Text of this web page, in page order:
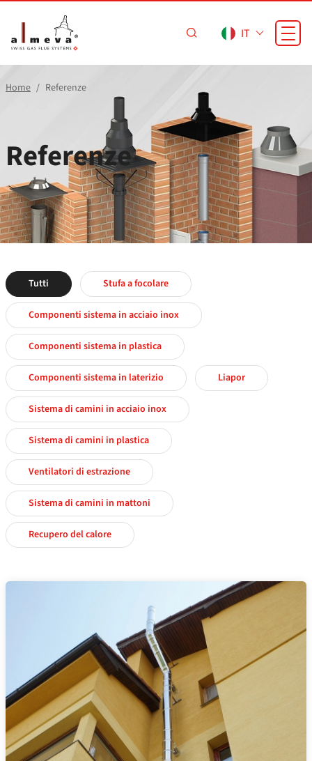
IT
Home Referenze
Referenze
Tutti Stufa a focolare
Componenti sistema in acciaio inox
Componenti sistema in plastica
Componenti sistema in laterizio Liapor
Sistema di camini in acciaio inox
Sistema di camini in plastica
Ventilatori di estrazione
Sistema di camini in mattoni
Recupero del calore